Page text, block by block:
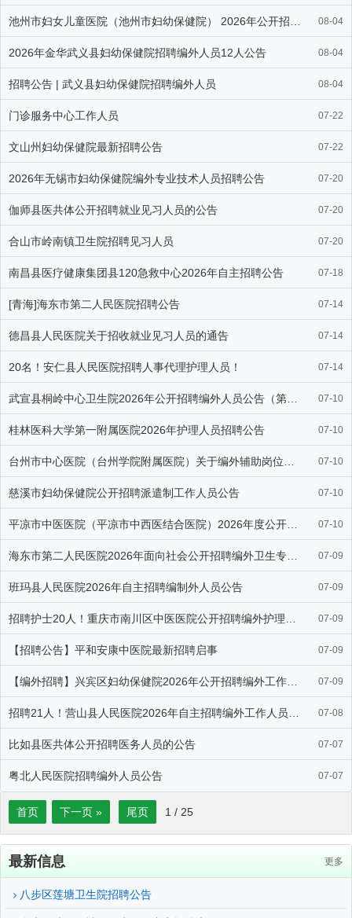
08-04
2026年金华武义县妇幼保健院招聘编外人员12人公告 08-04
招聘公告 | 武义县妇幼保健院招聘编外人员 08-04
门诊服务中心工作人员 07-22
文山州妇幼保健院最新招聘公告 07-22
2026年无锡市妇幼保健院编外专业技术人员招聘公告 07-20
伽师县医共体公开招聘就业见习人员的公告 07-20
合山市岭南镇卫生院招聘见习人员 07-20
南昌县医疗健康集团县120急救中心2026年自主招聘公告 07-18
[青海]海东市第二人民医院招聘公告 07-14
德昌县人民医院关于招收就业见习人员的通告 07-14
20名！安仁县人民医院招聘人事代理护理人员！ 07-14
07-10
桂林医科大学第一附属医院2026年护理人员招聘公告 07-10
07-10
慈溪市妇幼保健院公开招聘派遣制工作人员公告 07-10
07-10
07-09
班玛县人民医院2026年自主招聘编制外人员公告 07-09
07-09
【招聘公告】平和安康中医院最新招聘启事 07-09
07-09
07-08
比如县医共体公开招聘医务人员的公告 07-07
粤北人民医院招聘编外人员公告 07-07
首页 下一页 » 尾页 1 / 25
更多
最新信息
八步区莲塘卫生院招聘公告